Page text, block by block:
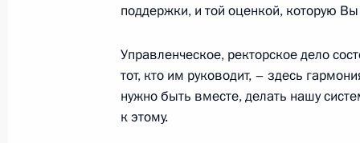
Совещание по вопросам
10 апреля 2024 года, среда
поддержки, и той оценкой, которую
Управленческое, ректорское дело
тот, кто им руководит, – здесь
нужно быть вместе, делать нашу
к этому.